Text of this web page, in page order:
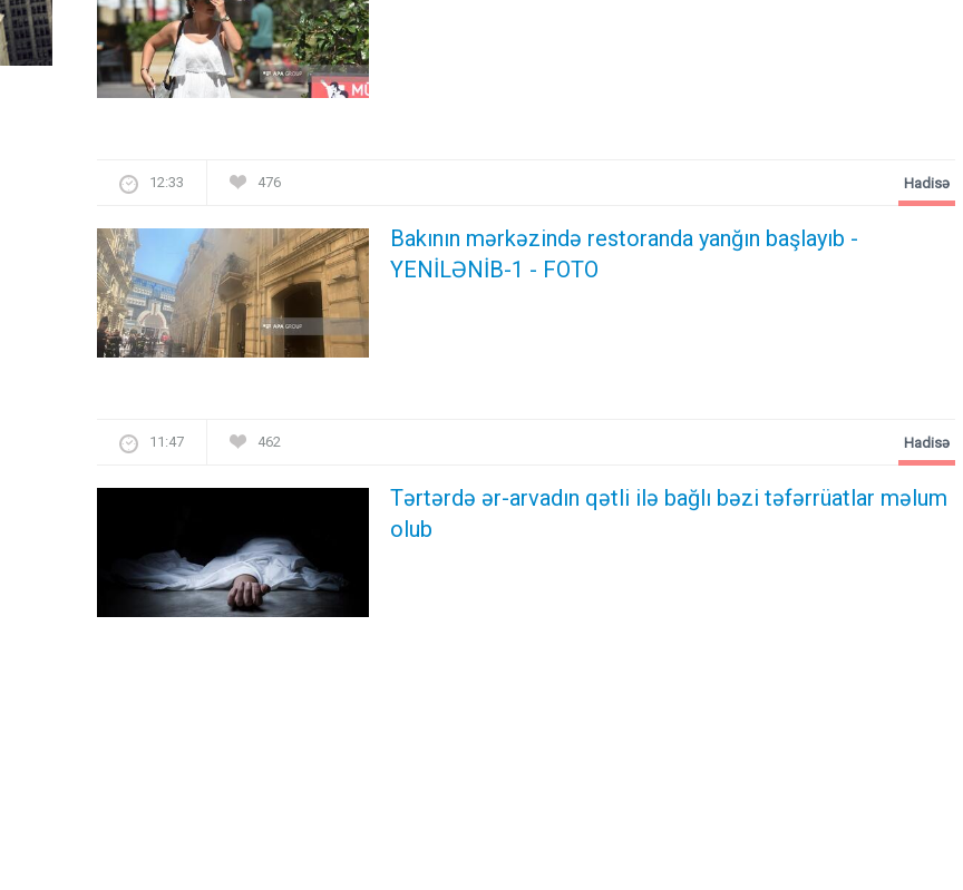
12:33 476
Bakının mərkəzində restoranda yanğın başlayıb -
YENİLƏNİB-1 - FOTO
Hadisə
11:47 462
Tərtərdə ər-arvadın qətli ilə bağlı bəzi təfərrüatlar məlum
olub
Hadisə